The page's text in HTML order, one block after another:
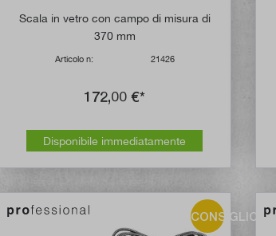
Scala in vetro con campo di misura di
370 mm
Articolo n: 21426
172,00 €*
Disponibile immediatamente
CONSIGLIO!